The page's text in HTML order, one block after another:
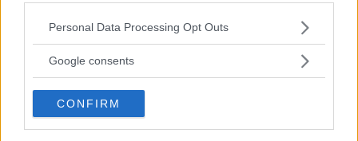
Please note that this website/app uses one or more Google
not limited to your visit or usage behaviour. You may click to
use your data for below specified purposes in below Google
consent section.
Personal Data Processing Opt Outs
Google consents
CONFIRM
240. Serviceintervallet var bara 1 000 mil men det var
Volvo inte ensamt om på den här tiden.
Instrumenten hadeförstås sin speciella belysning